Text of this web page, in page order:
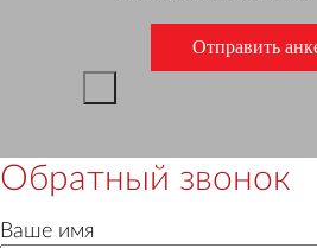
Обратный звонок
Ваше имя